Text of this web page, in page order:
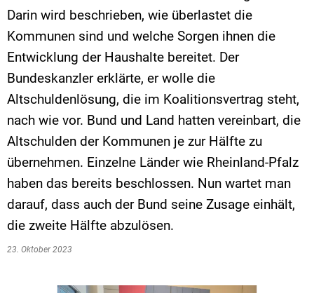
Darin wird beschrieben, wie überlastet die
Kommunen sind und welche Sorgen ihnen die
Entwicklung der Haushalte bereitet. Der
Bundeskanzler erklärte, er wolle die
Altschuldenlösung, die im Koalitionsvertrag steht,
nach wie vor. Bund und Land hatten vereinbart, die
Altschulden der Kommunen je zur Hälfte zu
übernehmen. Einzelne Länder wie Rheinland-Pfalz
haben das bereits beschlossen. Nun wartet man
darauf, dass auch der Bund seine Zusage einhält,
die zweite Hälfte abzulösen.
23. Oktober 2023